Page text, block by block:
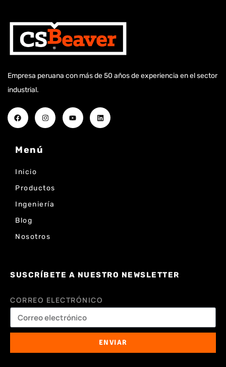
Empresa peruana con más de 50 años de experiencia en el sector
industrial.
Menú
Inicio
Productos
Ingeniería
Blog
Nosotros
SUSCRÍBETE A NUESTRO NEWSLETTER
CORREO ELECTRÓNICO
ENVIAR